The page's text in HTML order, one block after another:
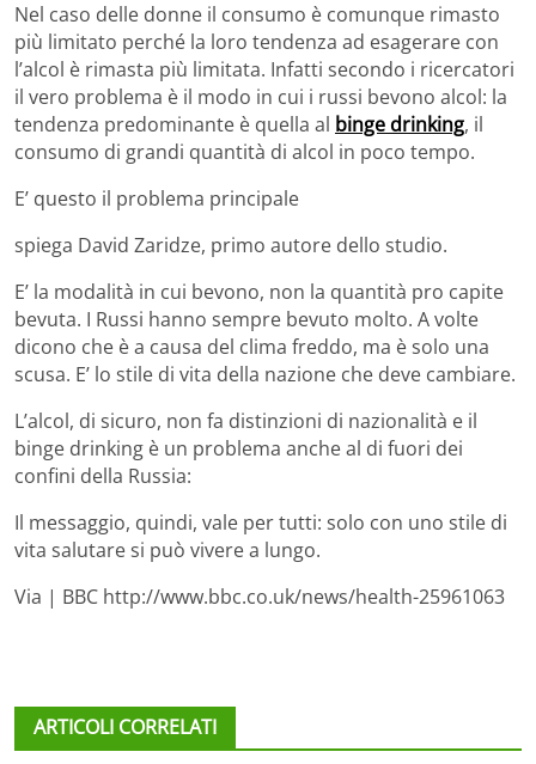
Nel caso delle donne il consumo è comunque rimasto
più limitato perché la loro tendenza ad esagerare con
l’alcol è rimasta più limitata. Infatti secondo i ricercatori
il vero problema è il modo in cui i russi bevono alcol: la
tendenza predominante è quella al binge drinking, il
consumo di grandi quantità di alcol in poco tempo.
E’ questo il problema principale
spiega David Zaridze, primo autore dello studio.
E’ la modalità in cui bevono, non la quantità pro capite
bevuta. I Russi hanno sempre bevuto molto. A volte
dicono che è a causa del clima freddo, ma è solo una
scusa. E’ lo stile di vita della nazione che deve cambiare.
L’alcol, di sicuro, non fa distinzioni di nazionalità e il
binge drinking è un problema anche al di fuori dei
confini della Russia:
Il messaggio, quindi, vale per tutti: solo con uno stile di
vita salutare si può vivere a lungo.
Via | BBC http://www.bbc.co.uk/news/health-25961063
ARTICOLI CORRELATI